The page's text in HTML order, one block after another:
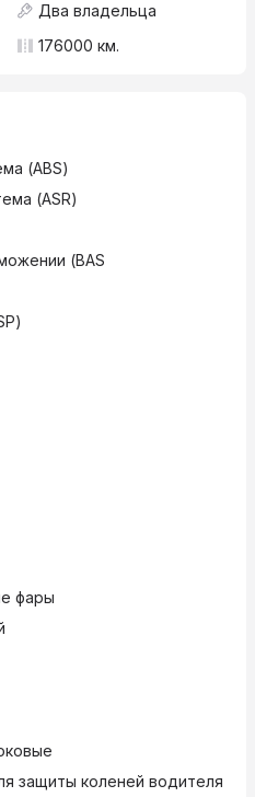
Два владельца
176000 км.
(ABS)
(ASR)
(BAS
фары
защиты коленей водителя